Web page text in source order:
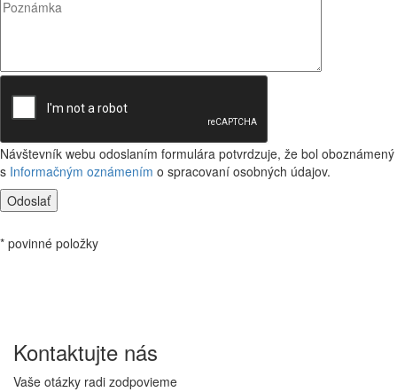
Návštevník webu odoslaním formulára potvrdzuje, že bol oboznámený
s Informačným oznámením o spracovaní osobných údajov.
Odoslať
* povinné položky
Kontaktujte nás
Vaše otázky radi zodpovieme